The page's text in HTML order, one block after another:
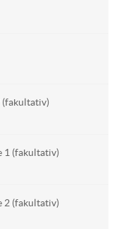
(fakultativ)
1 (fakultativ)
2 (fakultativ)